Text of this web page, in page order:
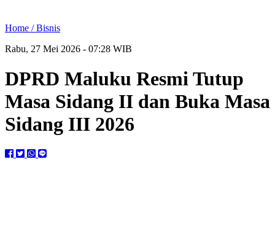
Home /Bisnis
Rabu, 27 Mei 2026 - 07:28 WIB
DPRD Maluku Resmi Tutup
Masa Sidang II dan Buka Masa
Sidang III 2026